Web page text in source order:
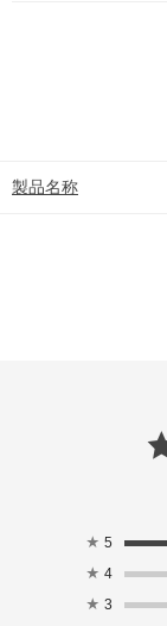
製品名称
★ 5
★ 4
★ 3